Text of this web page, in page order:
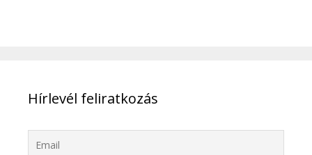
Hírlevél feliratkozás